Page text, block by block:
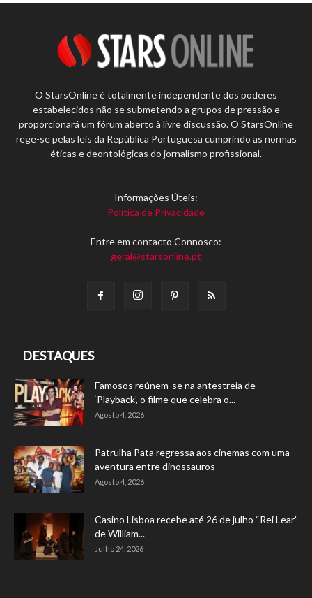
O StarsOnline é totalmente independente dos poderes
estabelecidos não se submetendo a grupos de pressão e
proporcionará um fórum aberto à livre discussão. O StarsOnline
rege-se pelas leis da República Portuguesa cumprindo as normas
éticas e deontológicas do jornalismo profissional.
Informações Úteis:
Política de Privacidade
Entre em contacto Connosco:
geral@starsonline.pt
DESTAQUES
Famosos reúnem-se na antestreia de
‘Playback’, o filme que celebra o...
Agosto 4, 2026
Patrulha Pata regressa aos cinemas com uma
aventura entre dinossauros
Agosto 4, 2026
Casino Lisboa recebe até 26 de julho “Rei Lear”
de William...
Julho 24, 2026